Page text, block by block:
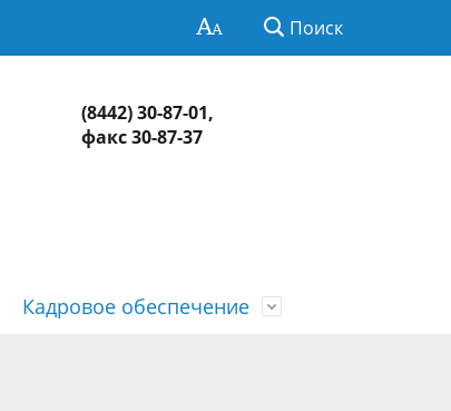
Поиск
(8442) 30-87-01,
факс 30-87-37
Кадровое обеспечение